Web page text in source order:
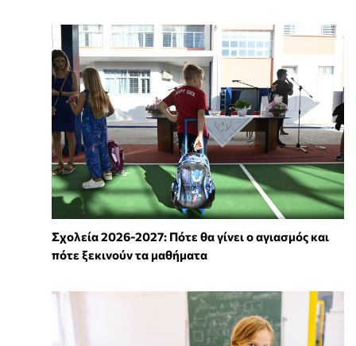
Σχολεία 2026-2027: Πότε θα γίνει ο αγιασμός και
πότε ξεκινούν τα μαθήματα